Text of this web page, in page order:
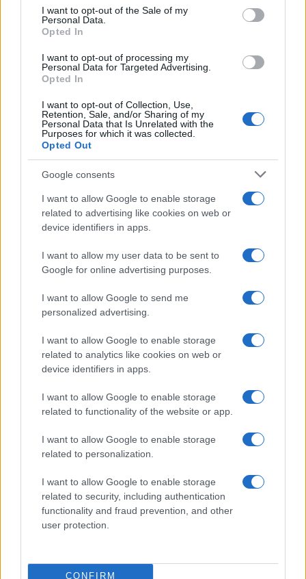
services and may gather and store information including but
not limited to your visit or usage behaviour. You may click to
grant or deny consent to Google and its third-party tags to
consent section.
I want to opt-out of the Sale of my
Personal Data.
Opted In
I want to opt-out of processing my
Personal Data for Targeted Advertising.
Opted In
I want to opt-out of Collection, Use,
Retention, Sale, and/or Sharing of my
Personal Data that Is Unrelated with the
Purposes for which it was collected.
Opted Out
Google consents
I want to allow Google to enable storage
related to advertising like cookies on web or
device identifiers in apps.
I want to allow my user data to be sent to
Google for online advertising purposes.
I want to allow Google to send me
personalized advertising.
I want to allow Google to enable storage
related to analytics like cookies on web or
device identifiers in apps.
I want to allow Google to enable storage
related to functionality of the website or app.
I want to allow Google to enable storage
related to personalization.
I want to allow Google to enable storage
related to security, including authentication
functionality and fraud prevention, and other
user protection.
CONFIRM
Ti è piaciuta?
Per favore, lascia un
breve commento.
Lo scopo e il tema di questo sito sono di carattere ludico. Il sito
non ha nessun obiettivo diffamatorio. E' tuttavia possibile che in
alcuni casi l'ironia o il linguaggio ledano la sensibilità personale. Ci
scusiamo in anticipo con le persone che in tal senso si riterranno
QBarz.it © 2005-2023 • La riproduzione dei contenuti è